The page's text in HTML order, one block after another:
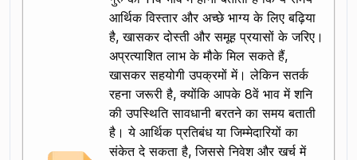
आर्थिक विस्तार और अच्छे भाग्य के लिए बढ़िया
है, खासकर दोस्ती और समूह प्रयासों के जरिए।
अप्रत्याशित लाभ के मौके मिल सकते हैं,
खासकर सहयोगी उपक्रमों में। लेकिन सतर्क
रहना जरूरी है, क्योंकि आपके 8वें भाव में शनि
की उपस्थिति सावधानी बरतने का समय बताती
है। ये आर्थिक प्रतिबंध या जिम्मेदारियों का
संकेत दे सकता है, जिससे निवेश और खर्च में